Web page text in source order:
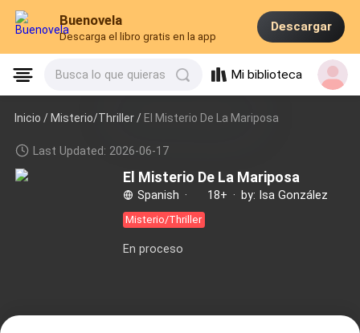
Buenovela
Descarga el libro gratis en la app
Descargar
Busca lo que quieras Mi biblioteca
Inicio /Misterio/Thriller/ El Misterio De La Mariposa
Last Updated: 2026-06-17
El Misterio De La Mariposa
Spanish · 18+ · by: Isa González
Misterio/Thriller
En proceso